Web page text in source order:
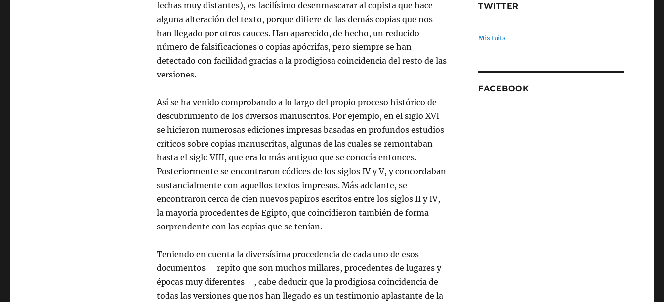
fechas muy distantes), es facilísimo desenmascarar al copista que hace
alguna alteración del texto, porque difiere de las demás copias que nos
han llegado por otros cauces. Han aparecido, de hecho, un reducido
número de falsificaciones o copias apócrifas, pero siempre se han
detectado con facilidad gracias a la prodigiosa coincidencia del resto de las
versiones.
Así se ha venido comprobando a lo largo del propio proceso histórico de
descubrimiento de los diversos manuscritos. Por ejemplo, en el siglo XVI
se hicieron numerosas ediciones impresas basadas en profundos estudios
críticos sobre copias manuscritas, algunas de las cuales se remontaban
hasta el siglo VIII, que era lo más antiguo que se conocía entonces.
Posteriormente se encontraron códices de los siglos IV y V, y concordaban
sustancialmente con aquellos textos impresos. Más adelante, se
encontraron cerca de cien nuevos papiros escritos entre los siglos II y IV,
la mayoría procedentes de Egipto, que coincidieron también de forma
sorprendente con las copias que se tenían.
Teniendo en cuenta la diversísima procedencia de cada uno de esos
documentos —repito que son muchos millares, procedentes de lugares y
épocas muy diferentes—, cabe deducir que la prodigiosa coincidencia de
todas las versiones que nos han llegado es un testimonio aplastante de la
TWITTER
Mis tuits
FACEBOOK